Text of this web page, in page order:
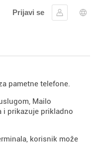
Prijavi se
Prijaviti se
pametne telefone.
Mailo
i prikazuje prikladno
korisnik može